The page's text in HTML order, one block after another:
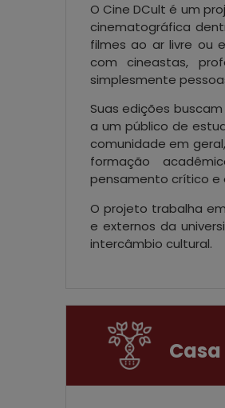
O Cine DCult é um
cinematográfica
filmes ao ar livre ou
com cineastas,
simplesmente
Suas edições
a um público de
comunidade em
formação
pensamento crítico e
O projeto trabalha
e externos da
intercâmbio cultural.